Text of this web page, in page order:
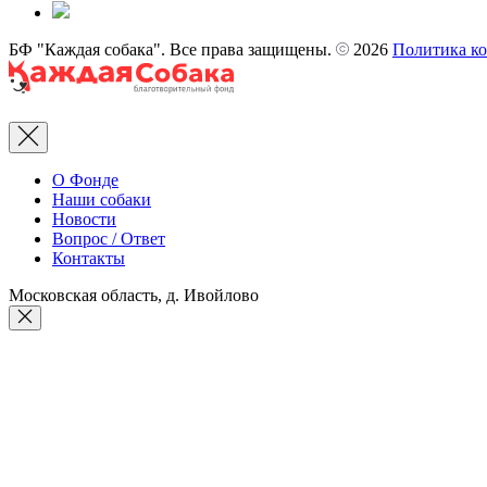
БФ "Каждая собака". Все права защищены. 2026 Политика
О Фонде
Наши собаки
Новости
Вопрос / Ответ
Контакты
Московская область, д. Ивойлово